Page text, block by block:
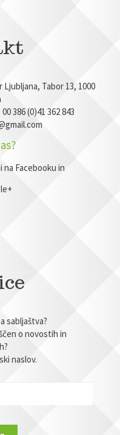
Ljubljana, Tabor 13, 1000
386 (0)41 362 843
Facebooku in
sabljaštva?
o novostih in
naslov.